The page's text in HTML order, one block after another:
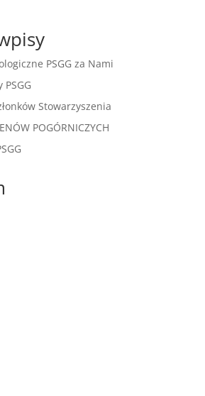
PSGG za Nami
Stowarzyszenia
POGÓRNICZYCH